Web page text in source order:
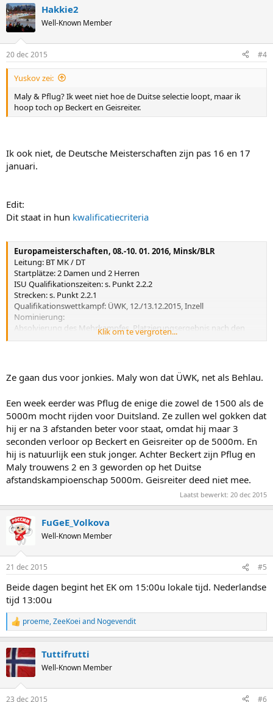
Hakkie2
Well-Known Member
20 dec 2015 #4
Yuskov zei:
Maly & Pflug? Ik weet niet hoe de Duitse selectie loopt, maar ik
hoop toch op Beckert en Geisreiter.
Ik ook niet, de Deutsche Meisterschaften zijn pas 16 en 17
januari.
Edit:
Dit staat in hun kwalificatiecriteria
Europameisterschaften, 08.-10. 01. 2016, Minsk/BLR
Leitung: BT MK / DT
Startplätze: 2 Damen und 2 Herren
ISU Qualifikationszeiten: s. Punkt 2.2.2
Strecken: s. Punkt 2.2.1
Qualifikationswettkampf: ÜWK, 12./13.12.2015, Inzell
Nominierung:
Absolvierung des Mehrkampfes, Platzierungsergebnis nach den
Klik om te vergroten...
Ze gaan dus voor jonkies. Maly won dat ÜWK, net als Behlau.
Een week eerder was Pflug de enige die zowel de 1500 als de
5000m mocht rijden voor Duitsland. Ze zullen wel gokken dat
hij er na 3 afstanden beter voor staat, omdat hij maar 3
seconden verloor op Beckert en Geisreiter op de 5000m. En
hij is natuurlijk een stuk jonger. Achter Beckert zijn Pflug en
Maly trouwens 2 en 3 geworden op het Duitse
afstandskampioenschap 5000m. Geisreiter deed niet mee.
Laatst bewerkt: 20 dec 2015
FuGeE_Volkova
Well-Known Member
21 dec 2015 #5
Beide dagen begint het EK om 15:00u lokale tijd. Nederlandse
tijd 13:00u
R
e
c
t
i
proeme,ZeeKoei and Nogevendit
Tuttifrutti
Well-Known Member
23 dec 2015 #6